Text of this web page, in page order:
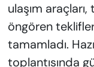
ulaşım
öngören
tamamladı.
toplantısında